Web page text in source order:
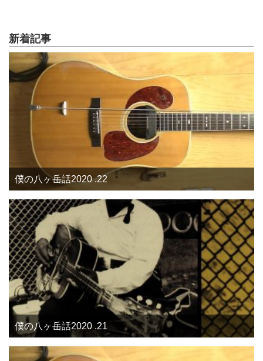
新着記事
僕の八ヶ岳話2020 .22
僕の八ヶ岳話2020 .21